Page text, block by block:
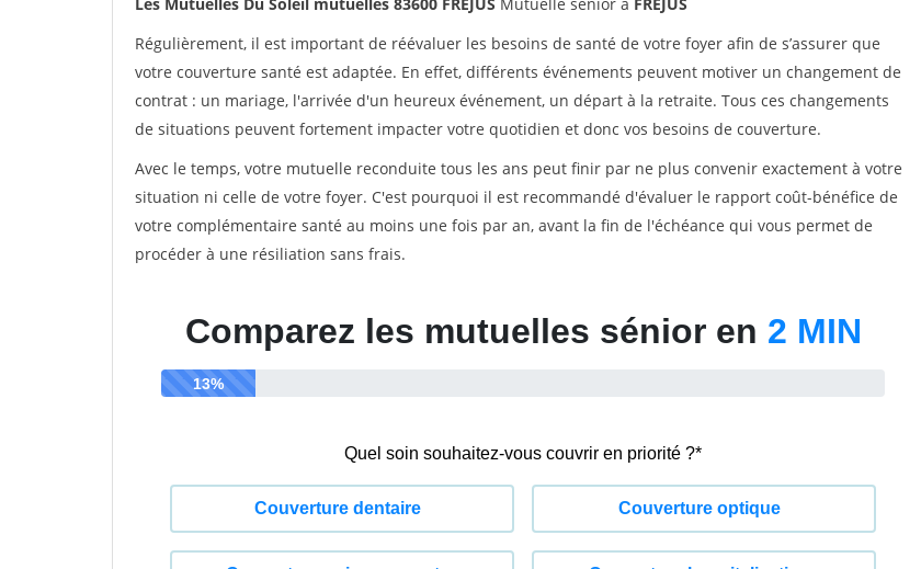
Régulièrement, il est important de réévaluer les besoins de santé de votre foyer afin de s’assurer que
votre couverture santé est adaptée. En effet, différents événements peuvent motiver un changement de
contrat : un mariage, l'arrivée d'un heureux événement, un départ à la retraite. Tous ces changements
de situations peuvent fortement impacter votre quotidien et donc vos besoins de couverture.
Avec le temps, votre mutuelle reconduite tous les ans peut finir par ne plus convenir exactement à votre
situation ni celle de votre foyer. C'est pourquoi il est recommandé d'évaluer le rapport coût-bénéfice de
votre complémentaire santé au moins une fois par an, avant la fin de l'échéance qui vous permet de
procéder à une résiliation sans frais.